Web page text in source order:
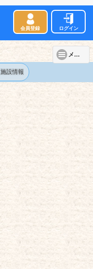
会員登録 ログイン
メニュー
施設情報